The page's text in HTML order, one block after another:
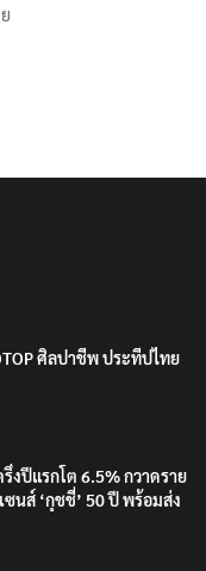
ศิลปาชีพ ประทีปไทย
งปีแรกโต 6.5% กวาดราย
นส์ ‘กุชชี่’ 50 ปี พร้อมส่ง